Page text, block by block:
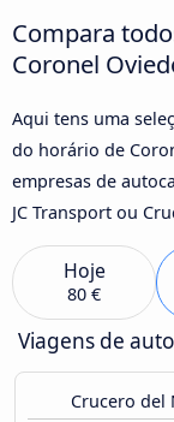
Compara
Coronel
Aqui tens uma
do horário de
empresas de
JC Transport ou
Hoje
80 €
Viagens de
Crucero del